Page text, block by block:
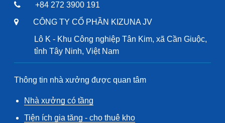
+84 272 3900 191
CÔNG TY CỔ PHẦN KIZUNA JV
Lô K - Khu Công nghiệp Tân Kim, xã Cần Giuộc,
tỉnh Tây Ninh, Việt Nam
Thông tin nhà xưởng được quan tâm
Nhà xưởng có tầng
Tiện ích gia tăng - cho thuê kho